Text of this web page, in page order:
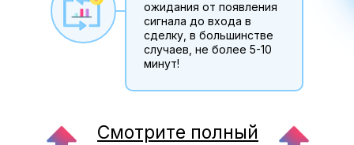
ожидания от появления
сигнала до входа в
сделку, в большинстве
случаев, не более 5-10
минут!
Смотрите полный